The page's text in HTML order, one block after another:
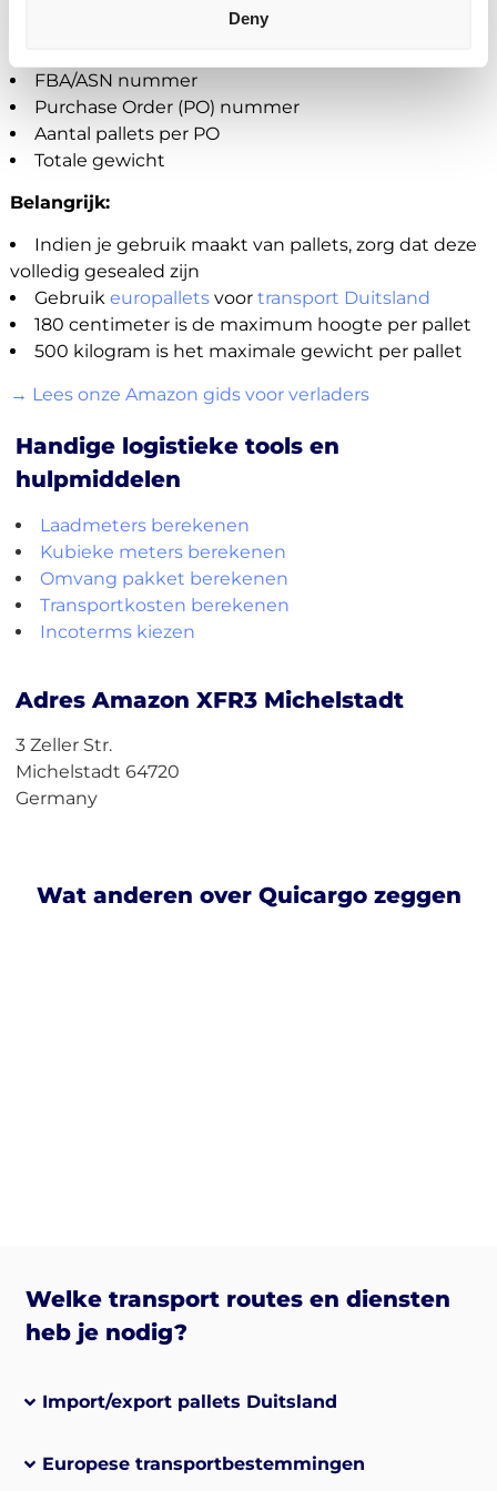
Deny
Naam van het FBA magazijn - opgelet: sommige
FBA/ASN nummer
Purchase Order (PO) nummer
Aantal pallets per PO
Totale gewicht
Belangrijk:
Indien je gebruik maakt van pallets, zorg dat deze
volledig gesealed zijn
Gebruik europalletsvoor transport Duitsland
180 centimeter is de maximum hoogte per pallet
500 kilogram is het maximale gewicht per pallet
→ Lees onze Amazon gids voor verladers
Handige logistieke tools en
hulpmiddelen
Laadmeters berekenen
Kubieke meters berekenen
Omvang pakket berekenen
Transportkosten berekenen
Incoterms kiezen
Adres Amazon XFR3 Michelstadt
3 Zeller Str.
Michelstadt 64720
Germany
Wat anderen over Quicargo zeggen
Welke transport routes en diensten
heb je nodig?
Import/export pallets Duitsland
Europese transportbestemmingen